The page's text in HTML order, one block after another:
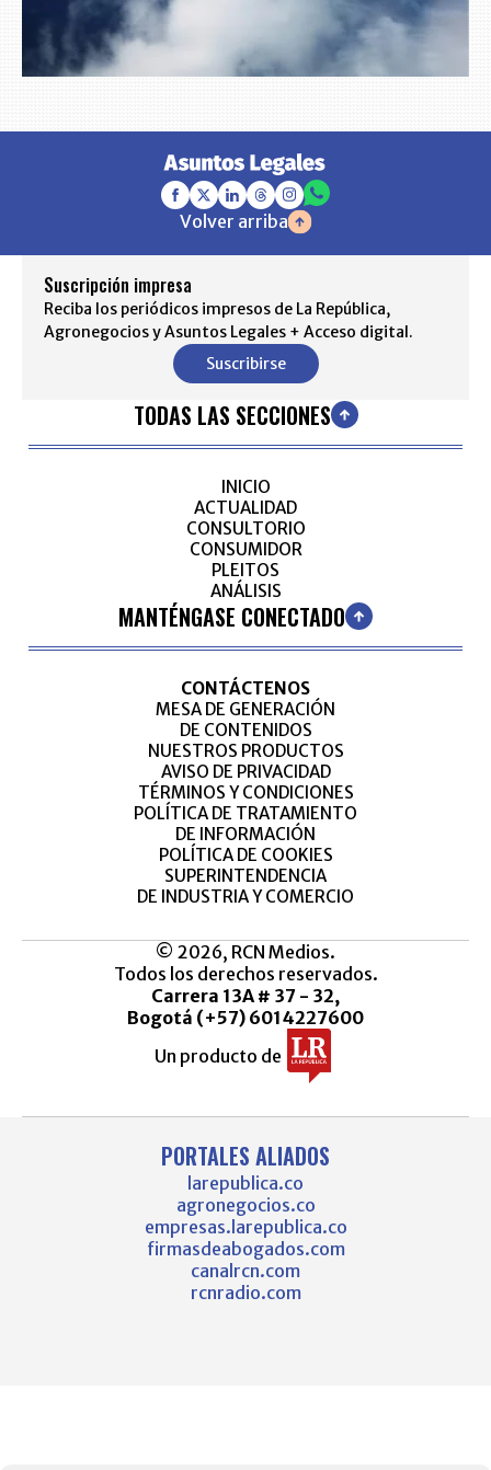
Volver arriba
Suscripción impresa
Reciba los periódicos impresos de La República,
Agronegocios y Asuntos Legales + Acceso digital.
Suscribirse
TODAS LAS SECCIONES
INICIO
ACTUALIDAD
CONSULTORIO
CONSUMIDOR
PLEITOS
ANÁLISIS
MANTÉNGASE CONECTADO
CONTÁCTENOS
MESA DE GENERACIÓN
DE CONTENIDOS
NUESTROS PRODUCTOS
AVISO DE PRIVACIDAD
TÉRMINOS Y CONDICIONES
POLÍTICA DE TRATAMIENTO
DE INFORMACIÓN
POLÍTICA DE COOKIES
SUPERINTENDENCIA
DE INDUSTRIA Y COMERCIO
© 2026, RCN Medios.
Todos los derechos reservados.
Carrera 13A # 37 - 32,
Bogotá (+57) 6014227600
Un producto de
PORTALES ALIADOS
larepublica.co
agronegocios.co
empresas.larepublica.co
firmasdeabogados.com
canalrcn.com
rcnradio.com